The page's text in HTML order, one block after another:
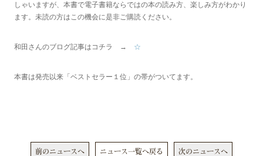
しゃいますが、本書で電子書籍ならではの本の読み方、楽しみ方がわかり
ます。未読の方はこの機会に是非ご購読ください。
和田さんのブログ記事はコチラ → ☆
本書は発売以来「ベストセラー１位」の帯がついてます。
前のニュースへ ニュース一覧へ戻る 次のニュースへ